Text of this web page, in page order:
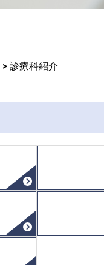
> 診療科紹介